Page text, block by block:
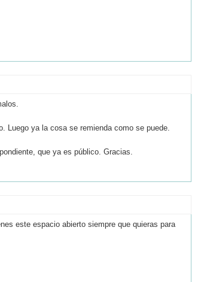
Luego ya la cosa se remienda como se puede.
que ya es público. Gracias.
este espacio abierto siempre que quieras para